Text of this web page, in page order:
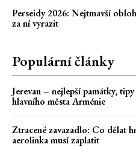
Perseidy 2026: Nejtmavší
za ní vyrazit
Populární články
Jerevan – nejlepší památky,
hlavního města Arménie
Ztracené zavazadlo: Co dělat
aerolinka musí zaplatit